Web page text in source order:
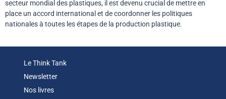
secteur mondial des plastiques, il est devenu crucial de mettre en
place un accord international et de coordonner les politiques
nationales à toutes les étapes de la production plastique.
Le Think Tank
Newsletter
Nos livres